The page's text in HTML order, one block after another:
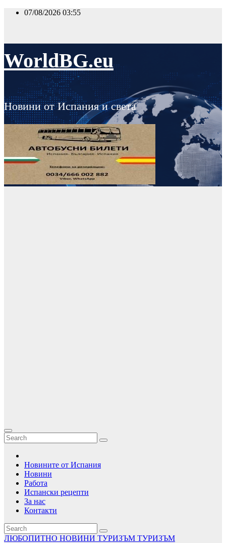
Skip
07/08/2026 03:55
WorldBG.eu
Новини от Испания и света
Новините от Испания
Новини
Работа
Испански рецепти
За нас
Контакти
ЛЮБОПИТНО НОВИНИ ТУРИЗЪМ ТУРИЗЪМ